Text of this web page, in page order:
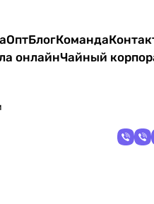
ОптБлогКоманда
онлайнЧайный